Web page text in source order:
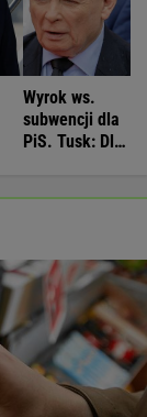
Wyrok ws.
subwencji dla
PiS. Tusk: Dla